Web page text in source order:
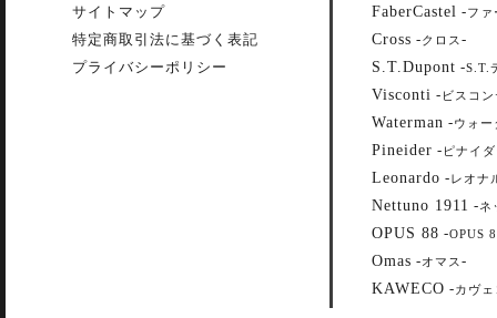
サイトマップ
特定商取引法に基づく表記
プライバシーポリシー
FaberCastel -ファ
Cross -クロス -
S.T.Dupont -S.T.
Visconti - ビスコ
Waterman -ウォー
Pineider - ピナイ
Leonardo -レオナ
Nettuno 1911 -ネ
OPUS 88 -OPUS
Omas -オマス -
KAWECO -カヴェ